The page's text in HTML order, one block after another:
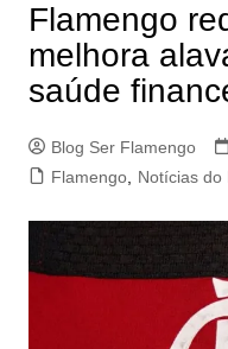
Flamengo
melhora
saúde
Blog Ser Flamengo
Flamengo, Notícias do